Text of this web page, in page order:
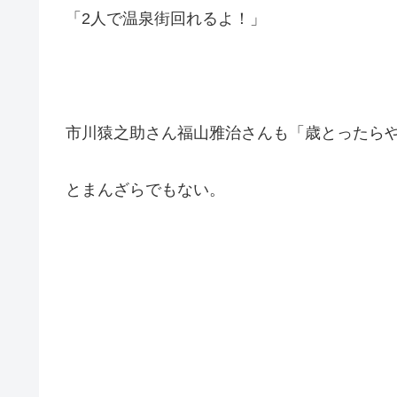
「2人で温泉街回れるよ！」
市川猿之助さん福山雅治さんも「歳とったら
とまんざらでもない。